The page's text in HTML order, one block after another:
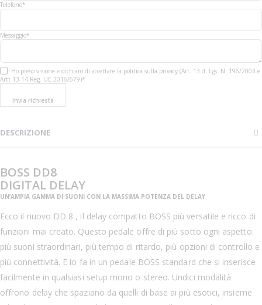
Telefono*
Messaggio*
Ho preso visione e dichiaro di accettare la politica sulla privacy (Art. 13 d. Lgs. N. 196/2003 e
Artt 13-14 Reg. UE 2016/679)*
Invia richiesta
DESCRIZIONE
BOSS DD8
DIGITAL DELAY
UN’AMPIA GAMMA DI SUONI CON LA MASSIMA POTENZA DEL DELAY
Ecco il nuovo DD 8 , il delay compatto BOSS più versatile e ricco di
funzioni mai creato. Questo pedale offre di più sotto ogni aspetto:
più suoni straordinari, più tempo di ritardo, più opzioni di controllo e
più connettività. E lo fa in un pedale BOSS standard che si inserisce
facilmente in qualsiasi setup mono o stereo. Undici modalità
offrono delay che spaziano da quelli di base ai più esotici, insieme